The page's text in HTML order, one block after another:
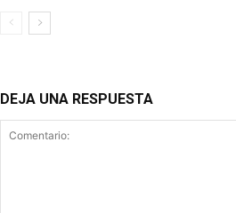
DEJA UNA RESPUESTA